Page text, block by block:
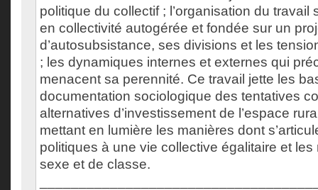
politique du collectif ; l’organisation du travail
en collectivité autogérée et fondée sur un
d’autosubsistance, ses divisions et les
; les dynamiques internes et externes qui
menacent sa perennité. Ce travail jette les
documentation sociologique des tentatives
alternatives d’investissement de l’espace
mettant en lumière les manières dont
politiques à une vie collective égalitaire et
sexe et de classe.